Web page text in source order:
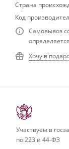
Страна
Код
Самовывоз
Хочу в
Участвуем в
по 223 и 44-ФЗ